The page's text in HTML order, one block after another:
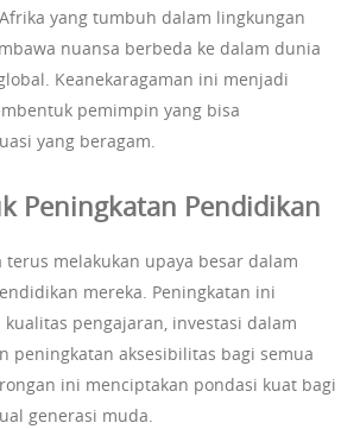
yang tumbuh dalam lingkungan
nuansa berbeda ke dalam dunia
Keanekaragaman ini menjadi
pemimpin yang bisa
yang beragam.
Peningkatan Pendidikan
terus melakukan upaya besar dalam
mereka. Peningkatan ini
pengajaran, investasi dalam
peningkatan aksesibilitas bagi semua
ini menciptakan pondasi kuat bagi
generasi muda.